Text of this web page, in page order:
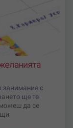
занимание с
ще те
да се